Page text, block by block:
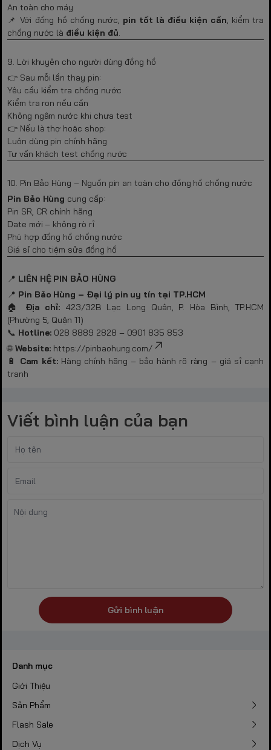
An toàn cho máy
📌 Với đồng hồ chống nước, pin tốt là điều kiện cần, kiểm tra
chống nước là điều kiện đủ.
9. Lời khuyên cho người dùng đồng hồ
👉 Sau mỗi lần thay pin:
Yêu cầu kiểm tra chống nước
Kiểm tra ron nếu cần
Không ngâm nước khi chưa test
👉 Nếu là thợ hoặc shop:
Luôn dùng pin chính hãng
Tư vấn khách test chống nước
10. Pin Bảo Hùng – Nguồn pin an toàn cho đồng hồ chống nước
Pin Bảo Hùng cung cấp:
Pin SR, CR chính hãng
Date mới – không rò rỉ
Phù hợp đồng hồ chống nước
Giá sỉ cho tiệm sửa đồng hồ
📍 LIÊN HỆ PIN BẢO HÙNG
📍 Pin Bảo Hùng – Đại lý pin uy tín tại TP.HCM
🏠 Địa chỉ: 423/32B Lạc Long Quân, P. Hòa Bình, TP.HCM
(Phường 5, Quận 11)
📞 Hotline: 028 8889 2828 – 0901 835 853
🌐Website: https://pinbaohung.com/
🔋 Cam kết:Hàng chính hãng – bảo hành rõ ràng – giá sỉ cạnh
tranh
Viết bình luận của bạn
Gửi bình luận
Danh mục
Giới Thiệu
Sản Phẩm
Flash Sale
Dịch Vụ